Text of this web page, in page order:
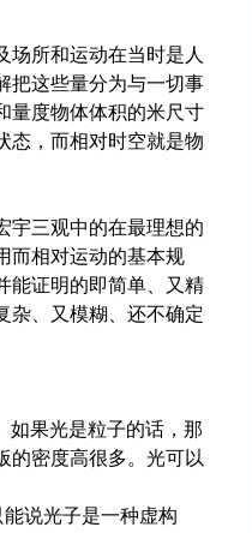
场所和运动在当时是人
把这些量分为与一切事
量度物体体积的米尺寸
态，而相对时空就是物
宇三观中的在最理想的
而相对运动的基本规
能证明的即简单、又精
杂、又模糊、还不确定
果光是粒子的话，那
的密度高很多。光可以
说光子是一种虚构